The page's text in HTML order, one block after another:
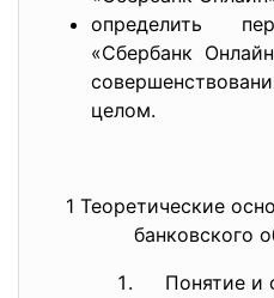
определить
«Сбербанк
целом.
1 Теоретические
банковского
Понятие и